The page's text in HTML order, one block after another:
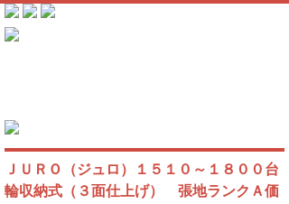
ＪＵＲＯ（ジュロ）１５１０～１８００台
輪収納式（３面仕上げ） 張地ランクＡ価